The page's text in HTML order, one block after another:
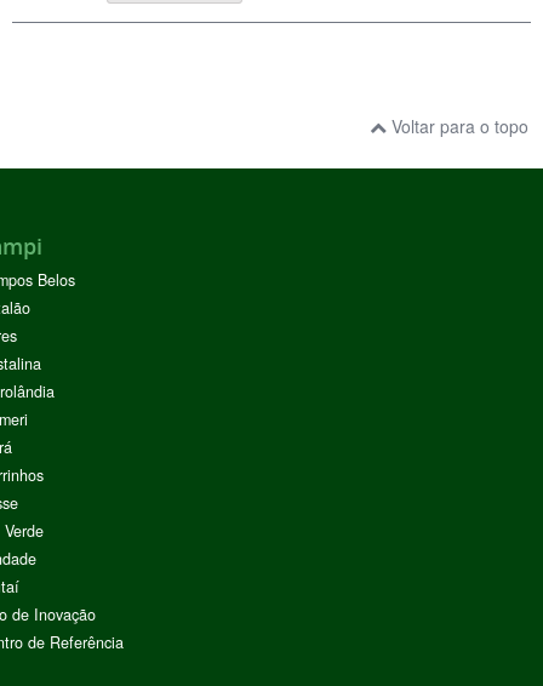
Voltar para o topo
Belos
de Inovação
de Referência